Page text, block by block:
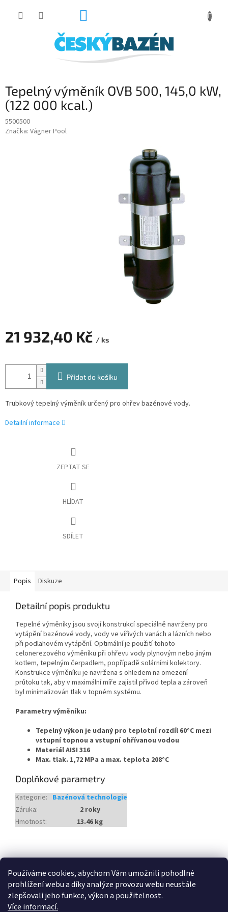
Používáme cookies, abychom Vám umožnili pohodlné
prohlížení webu a díky analýze provozu webu neustále
zlepšovali jeho funkce, výkon a použitelnost.
Více informací.
Tepelný výměník OVB 500, 145,0 kW,
(122 000 kcal.)
5500500
Značka: Vágner Pool
21 932,40 Kč / ks
cena:
Přidat do košíku
Trubkový tepelný výměník určený pro ohřev bazénové vody.
Detailní informace
ZEPTAT SE
HLÍDAT
SDÍLET
Popis Diskuze
Detailní popis produktu
Tepelné výměníky jsou svojí konstrukcí speciálně navrženy pro
vytápění bazénové vody, vody ve vířivých vanách a lázních nebo
při podlahovém vytápění. Optimální je použití tohoto
celonerezového výměníku při ohřevu vody plynovým nebo jiným
kotlem, tepelným čerpadlem, popřípadě solárními kolektory.
Konstrukce výměníku je navržena s ohledem na omezení
průtoku tak, aby v maximální míře zajistil přívod tepla a zároveň
byl minimalizován tlak v topném systému.
Parametry výměníku:
Tepelný výkon je udaný pro teplotní rozdíl 60°C mezi
vstupní topnou a vstupní ohřívanou vodou
Materiál AISI 316
Max. tlak. 1,72 MPa a max. teplota 208°C
Doplňkové parametry
Kategorie: Bazénová technologie
Záruka:
2 roky
Hmotnost: 13.46 kg
á